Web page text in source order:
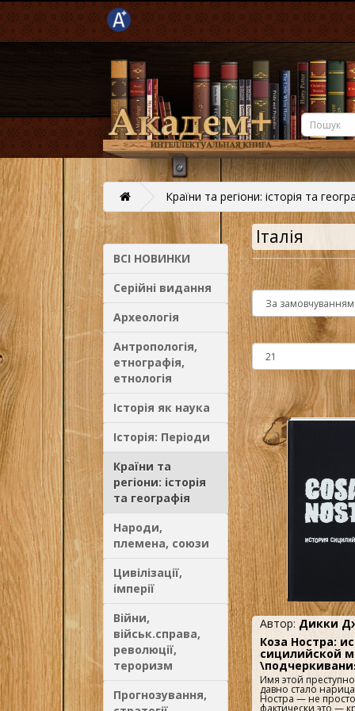
Країни та регіони: історія та
ВСІ НОВИНКИ
Серійні видання
Археологія
Антропологія,
етнографія,
етнологія
Історія як наука
Історія: Періоди
Країни та
регіони: історія
та географія
Народи,
племена, союзи
Цивілізації,
імперії
Війни,
військ.справа,
революції,
тероризм
Прогнозування,
Італія
Автор: Дикки
Коза Ностра:
сицилийской
Имя этой
давно стало
Ностра — не
фактически это —